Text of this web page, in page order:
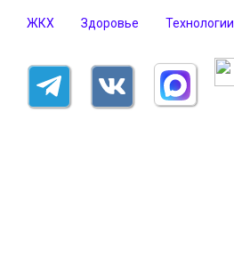
ЖКХ Здоровье Технологии